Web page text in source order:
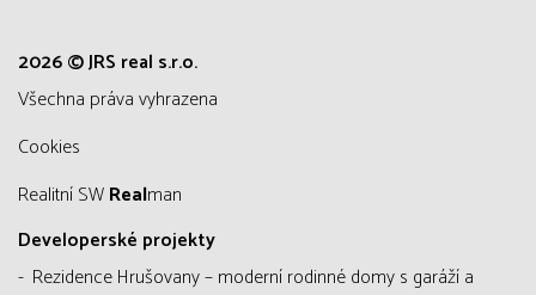
2026 © JRS real s.r.o.
všechna práva vyhrazena
Cookies
Realitní SWRealman
Developerské projekty
Rezidence Hrušovany – moderní rodinné domy s garáží a